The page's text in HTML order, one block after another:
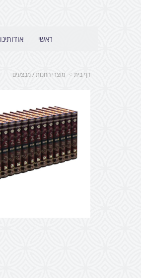
ראשי אודותינו
דף בית מוצרי החנות / מבצעים